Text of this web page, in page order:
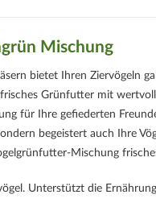
Mischung
bietet Ihren Ziervögeln
Grünfutter mit
für Ihre gefiederten
begeistert auch Ihre
Mischung
Unterstützt die